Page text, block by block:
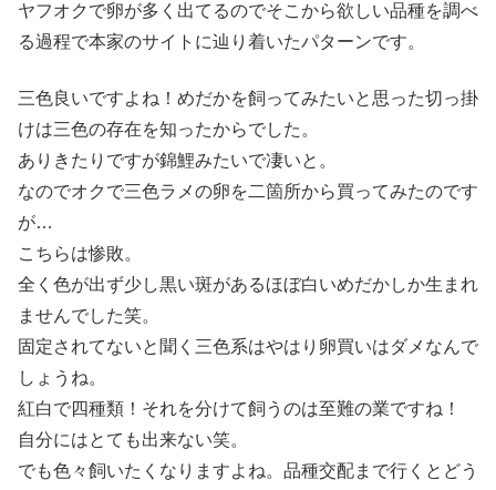
ヤフオクで卵が多く出てるのでそこから欲しい品種を調べ
る過程で本家のサイトに辿り着いたパターンです。
三色良いですよね！めだかを飼ってみたいと思った切っ掛
けは三色の存在を知ったからでした。
ありきたりですが錦鯉みたいで凄いと。
なのでオクで三色ラメの卵を二箇所から買ってみたのです
が…
こちらは惨敗。
全く色が出ず少し黒い斑があるほぼ白いめだかしか生まれ
ませんでした笑。
固定されてないと聞く三色系はやはり卵買いはダメなんで
しょうね。
紅白で四種類！それを分けて飼うのは至難の業ですね！
自分にはとても出来ない笑。
でも色々飼いたくなりますよね。品種交配まで行くとどう